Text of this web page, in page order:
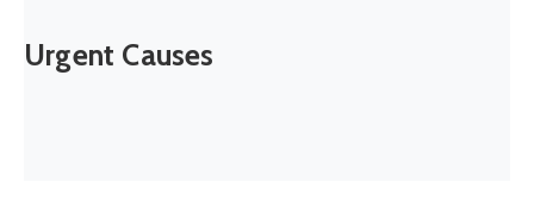
Urgent Causes